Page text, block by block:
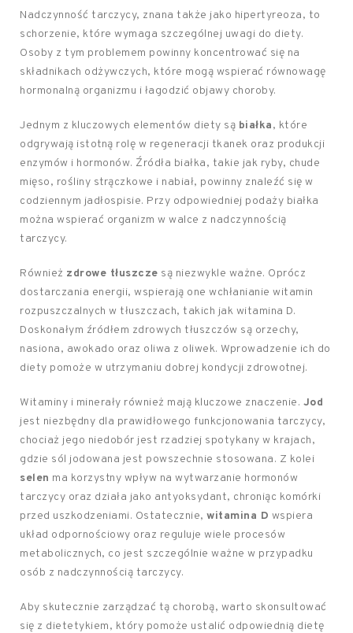
Nadczynność tarczycy, znana także jako hipertyreoza, to
schorzenie, które wymaga szczególnej uwagi do diety.
Osoby z tym problemem powinny koncentrować się na
składnikach odżywczych, które mogą wspierać równowagę
hormonalną organizmu i łagodzić objawy choroby.
Jednym z kluczowych elementów diety są białka, które
odgrywają istotną rolę w regeneracji tkanek oraz produkcji
enzymów i hormonów. Źródła białka, takie jak ryby, chude
mięso, rośliny strączkowe i nabiał, powinny znaleźć się w
codziennym jadłospisie. Przy odpowiedniej podaży białka
można wspierać organizm w walce z nadczynnością
tarczycy.
Również zdrowe tłuszcze są niezwykle ważne. Oprócz
dostarczania energii, wspierają one wchłanianie witamin
rozpuszczalnych w tłuszczach, takich jak witamina D.
Doskonałym źródłem zdrowych tłuszczów są orzechy,
nasiona, awokado oraz oliwa z oliwek. Wprowadzenie ich do
diety pomoże w utrzymaniu dobrej kondycji zdrowotnej.
Witaminy i minerały również mają kluczowe znaczenie. Jod
jest niezbędny dla prawidłowego funkcjonowania tarczycy,
chociaż jego niedobór jest rzadziej spotykany w krajach,
gdzie sól jodowana jest powszechnie stosowana. Z kolei
selen ma korzystny wpływ na wytwarzanie hormonów
tarczycy oraz działa jako antyoksydant, chroniąc komórki
przed uszkodzeniami. Ostatecznie, witamina D wspiera
układ odpornościowy oraz reguluje wiele procesów
metabolicznych, co jest szczególnie ważne w przypadku
osób z nadczynnością tarczycy.
Aby skutecznie zarządzać tą chorobą, warto skonsultować
się z dietetykiem, który pomoże ustalić odpowiednią dietę